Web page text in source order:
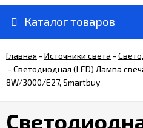
Прайс-
Каталог товаров
Главная -Источники света -
-Светодиодная (LED) Лампа
8W/3000/E27, Smartbuy